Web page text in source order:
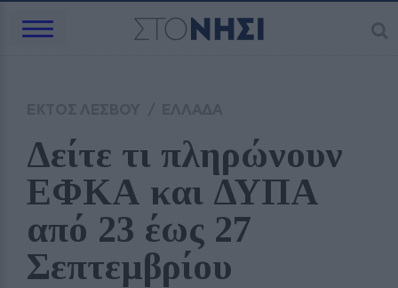
Δείτε τι πληρώνουν
ΕΦΚΑ και ΔΥΠΑ
από 23 έως 27
Σεπτεμβρίου